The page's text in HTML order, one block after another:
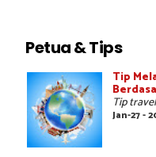
Petua & Tips
Tip
Tip
Jan-27 -